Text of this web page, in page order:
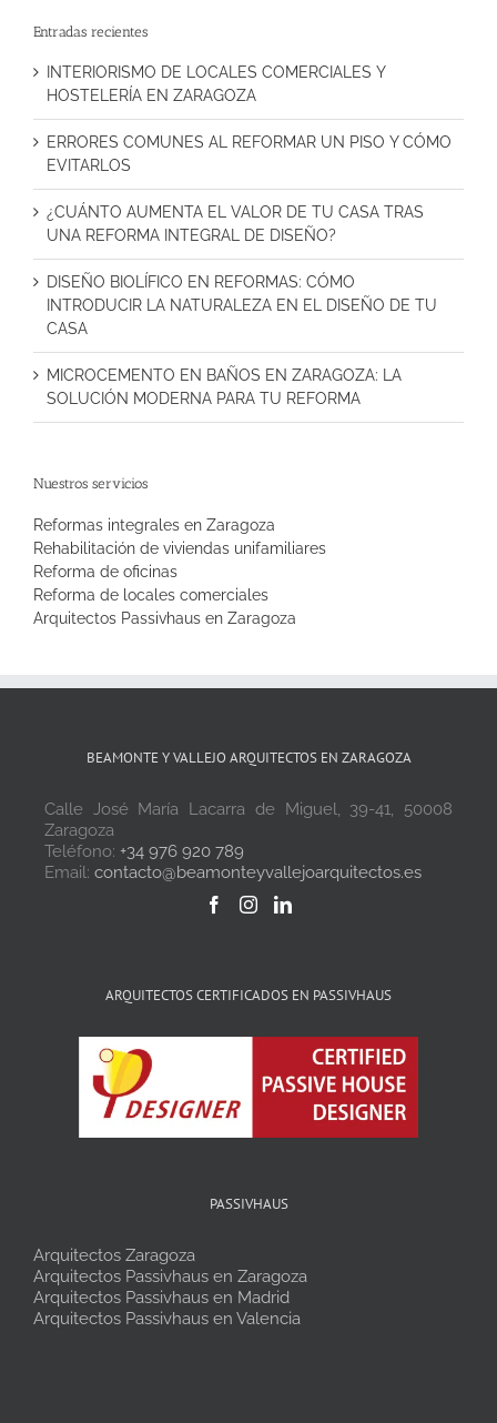
Entradas recientes
INTERIORISMO DE LOCALES COMERCIALES Y
HOSTELERÍA EN ZARAGOZA
ERRORES COMUNES AL REFORMAR UN PISO Y CÓMO
EVITARLOS
¿CUÁNTO AUMENTA EL VALOR DE TU CASA TRAS
UNA REFORMA INTEGRAL DE DISEÑO?
DISEÑO BIOLÍFICO EN REFORMAS: CÓMO
INTRODUCIR LA NATURALEZA EN EL DISEÑO DE TU
CASA
MICROCEMENTO EN BAÑOS EN ZARAGOZA: LA
SOLUCIÓN MODERNA PARA TU REFORMA
Nuestros servicios
Reformas integrales en Zaragoza
Rehabilitación de viviendas unifamiliares
Reforma de oficinas
Reforma de locales comerciales
Arquitectos Passivhaus en Zaragoza
BEAMONTE Y VALLEJO ARQUITECTOS EN ZARAGOZA
Calle José María Lacarra de Miguel, 39-41, 50008
Zaragoza
Teléfono: +34 976 920 789
Email: contacto@beamonteyvallejoarquitectos.es
ARQUITECTOS CERTIFICADOS EN PASSIVHAUS
PASSIVHAUS
Arquitectos Zaragoza
Arquitectos Passivhaus en Zaragoza
Arquitectos Passivhaus en Madrid
Arquitectos Passivhaus en Valencia